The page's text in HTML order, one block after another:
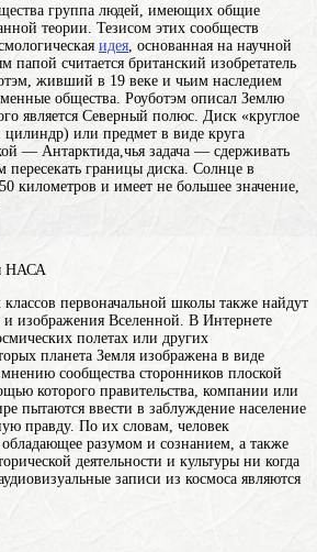
группа людей, имеющих общие
теории. Тезисом этих сообществ
идея , основанная на научной
папой считается британский изобретатель
живший в 19 веке и чьим наследием
общества. Роуботэм описал Землю
является Северный полюс. Диск «круглое
или предмет в виде круга
— Антарктида,чья задача — сдерживать
пересекать границы диска. Солнце в
километров и имеет не большее значение,
НАСА
первоначальной школы также найдут
изображения Вселенной. В Интернете
полетах или других
планета Земля изображена в виде
сообщества сторонников плоской
которого правительства, компании или
пытаются ввести в заблуждение население
правду. По их словам, человек
разумом и сознанием, а также
деятельности и культуры ни когда
записи из космоса являются